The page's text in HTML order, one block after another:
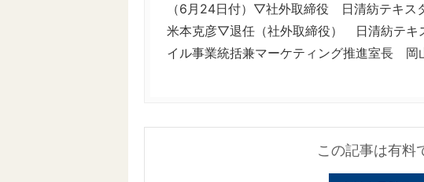
（6月24日付）▽社外取締役 日清紡テキス
米本克彦▽退任（社外取締役） 日清紡テキ
イル事業統括兼マーケティング推進室長 岡
この記事は有料